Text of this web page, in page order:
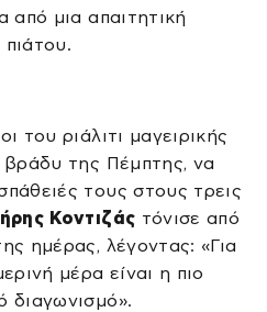
από μια απαιτητική
του ριάλιτι μαγειρικής
της Πέμπτης, να
τους στους τρεις
Κοντιζάς τόνισε από
ημέρας, λέγοντας: «Για
μέρα είναι η πιο
διαγωνισμό».